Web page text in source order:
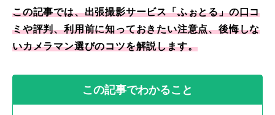
この記事では、出張撮影サービス「ふぉとる」の口コ
ミや評判、利用前に知っておきたい注意点、後悔しな
いカメラマン選びのコツを解説します。
この記事でわかること